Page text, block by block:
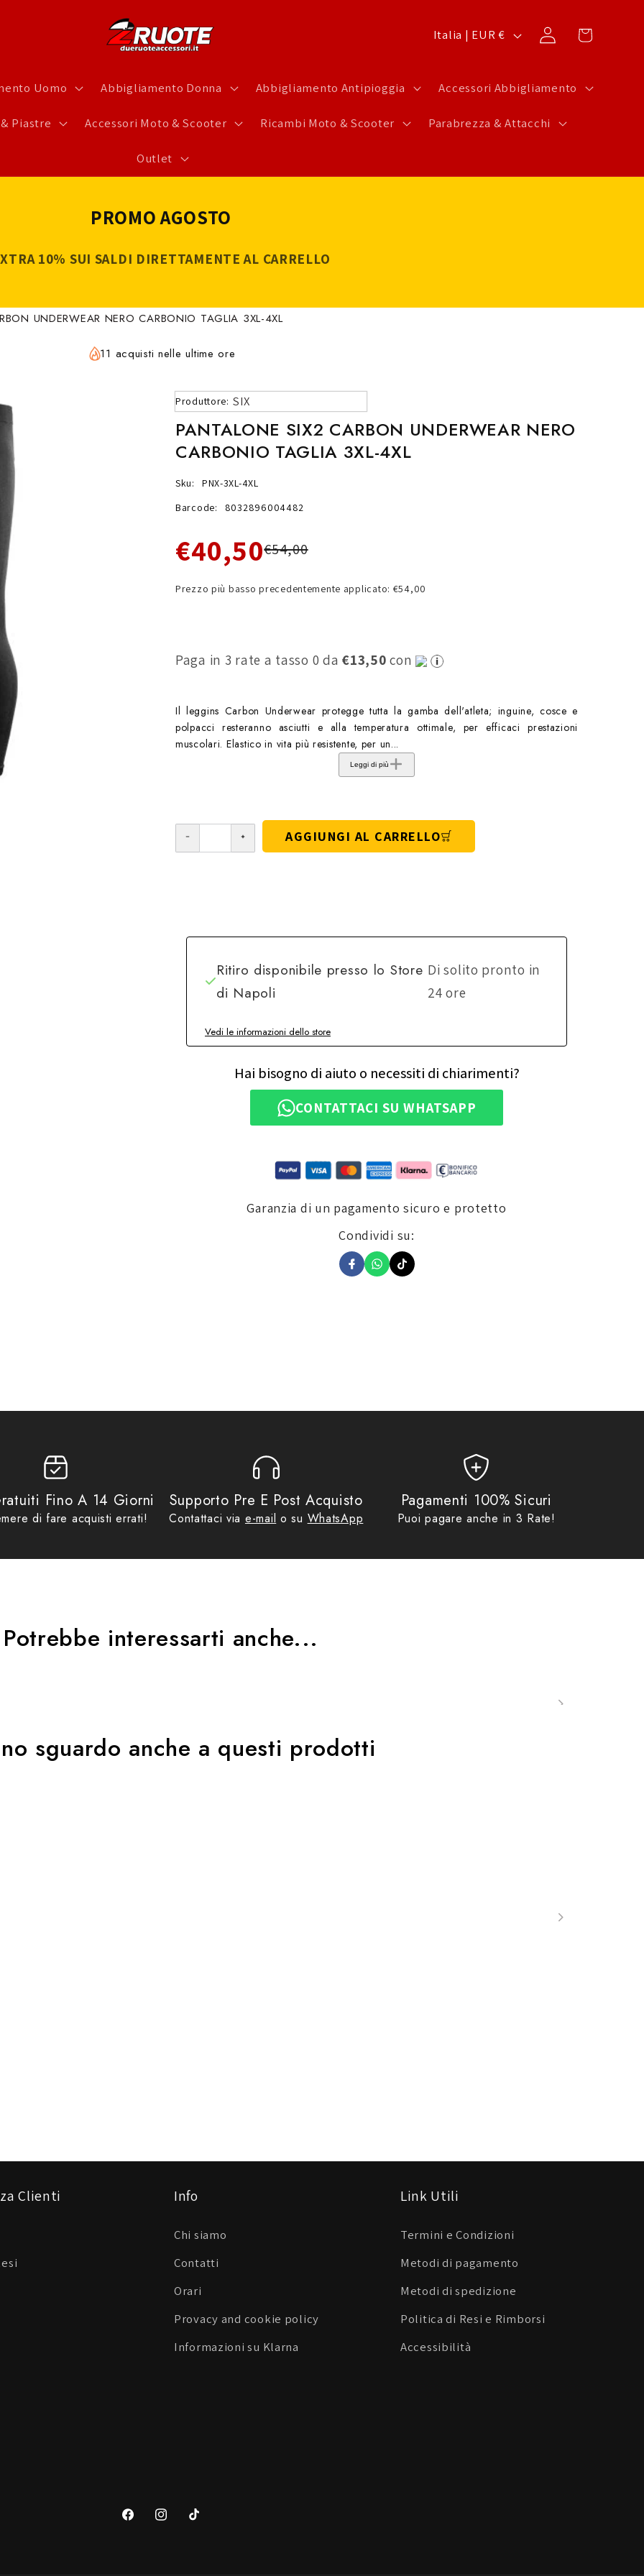
Uomo Abbigliamento Donna Abbigliamento Antipioggia Accessori Abbigliamento
Piastre Accessori Moto & Scooter Ricambi Moto & Scooter Parabrezza & Attacchi
Outlet
e
A
f
Italia | EUR € Accedi Carrello
PROMO AGOSTO
10% SUI SALDI DIRETTAMENTE AL CARRELLO
UNDERWEAR NERO CARBONIO TAGLIA 3XL-4XL
11 acquisti nelle ultime ore
Produttore: SIX
PANTALONE SIX2 CARBON UNDERWEAR NERO
CARBONIO TAGLIA 3XL-4XL
Sku:
PNX-3XL-4XL
Barcode:
8032896004482
€40,50€54,00
Prezzo più basso precedentemente applicato: €54,00
Paga in 3 rate a tasso 0 da€13,50con
Il leggins Carbon Underwear protegge tutta la gamba dell'atleta; inguine, cosce e
polpacci resteranno asciutti e alla temperatura ottimale, per efficaci prestazioni
muscolari. Elastico in vita più resistente, per un...
Leggi di più
AGGIUNGI AL CARRELLO
Ritiro disponibile presso lo Store
di Napoli
Di solito pronto in
24 ore
Vedi le informazioni dello store
Hai bisogno di aiuto o necessiti di chiarimenti?
CONTATTACI SU WHATSAPP
Garanzia di un pagamento sicuro e protetto
Condividi su:
Fino A 14 Giorni
di fare acquisti errati!
Supporto Pre E Post Acquisto
Contattaci via e-mail o su WhatsApp
Pagamenti 100% Sicuri
Puoi pagare anche in 3 Rate!
Potrebbe interessarti anche...
sguardo anche a questi prodotti
Clienti Info
Chi siamo
Contatti
Orari
Provacy and cookie policy
Informazioni su Klarna
Link Utili
Termini e Condizioni
Metodi di pagamento
Metodi di spedizione
Politica di Resi e Rimborsi
Accessibilità
FacebookInstagramTikTok